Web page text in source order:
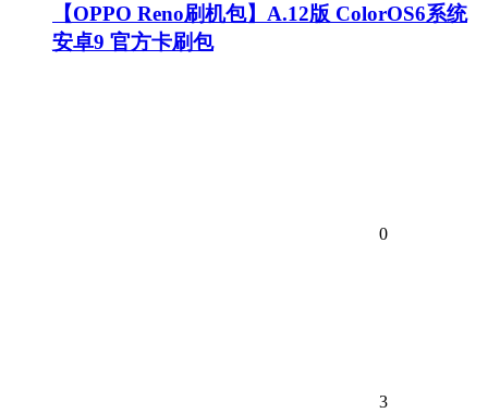
【OPPO Reno刷机包】A.12版 ColorOS6系统
安卓9 官方卡刷包
0
3